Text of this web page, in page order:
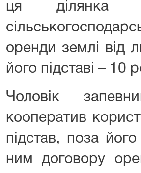
ця ділянка
оренди землі від
його підставі – 10
Чоловік
кооператив
підстав, поза
ним договору